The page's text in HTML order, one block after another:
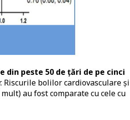
din peste 50 de țări de pe cinci
bolilor cardiovasculare și
au fost comparate cu cele cu